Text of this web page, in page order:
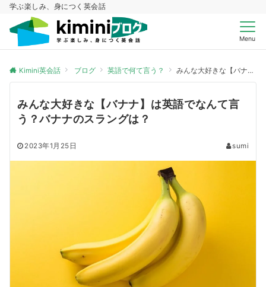
学ぶ楽しみ、身につく英会話
Menu
Kimini英会話 ブログ 英語で何て言う？ みんな大好きな【バナナ】は英語でなんて言う？バナナのスラングは？
みんな大好きな【バナナ】は英語でなんて言
う？バナナのスラングは？
2023年1月25日 sumi